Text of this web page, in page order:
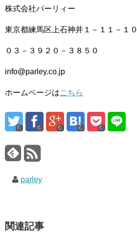
株式会社パーリィー
東京都練馬区上石神井１－１１－１０
０３－３９２０－３８５０
info@parley.co.jp
ホームページはこちら
parley
関連記事